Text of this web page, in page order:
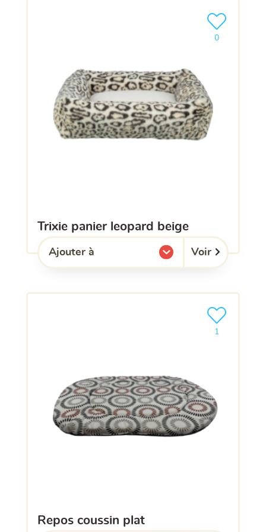
trixie panier leopard beige
0
Ajouter le
Ajouter à
l'une de mes listes. Voir
repos coussin plat
1
Ajouter le